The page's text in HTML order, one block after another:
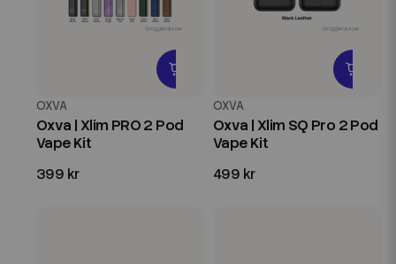
OXVA
Oxva | Xlim PRO 2 Pod
Vape Kit
399 kr
OXVA
Oxva | Xlim SQ Pro 2 Pod
Vape Kit
499 kr